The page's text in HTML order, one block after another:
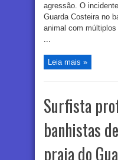
agressão. O
Guarda Costeira no
animal com
...
Leia mais »
Surfista
banhistas
praia do